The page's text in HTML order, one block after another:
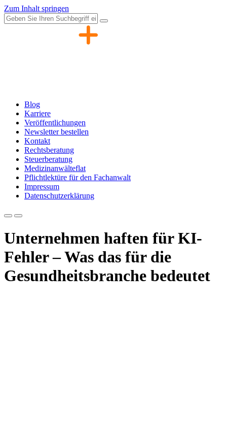
Zum Inhalt springen
Blog
Karriere
Veröffentlichungen
Newsletter bestellen
Kontakt
Rechtsberatung
Steuerberatung
Medizinanwälteflat
Pflichtlektüre für den Fachanwalt
Impressum
Datenschutzerklärung
Unternehmen haften für KI-
Fehler – Was das für die
Gesundheitsbranche bedeutet